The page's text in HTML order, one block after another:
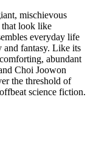
mischievous
that look like
everyday life
and fantasy. Like its
abundant
Choi Joowon
the threshold of
science fiction.